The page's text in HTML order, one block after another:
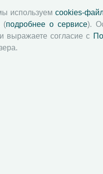
используем cookies-
(подробнее о сервисе).
выражаете согласие с